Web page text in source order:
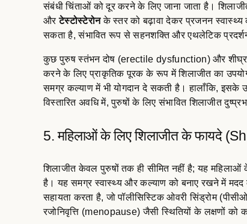
संबंधी चिंताओं को दूर करने के लिए जाना जाता है।
औरटेस्टोस्टेरोनके स्तर को बढ़ावा देकर प्रजनन स्वास्थ्य
सकता है, संभावित रूप से सहनशक्ति और एथलेटिक
कुछ पुरुष स्तंभन दोष (erectile dysfunction) और
करने के लिए प्राकृतिक पूरक के रूप में शिलाजीत का
समग्र कल्याण में भी योगदान दे सकती है। हालाँकि, इसके
विस्तारित अवधि में, पुरुषों के लिए संभावित शिलाजीत
5. महिलाओं के लिए शिलाजीत के फायदे
शिलाजीत केवल पुरुषों तक ही सीमित नहीं है; यह महिलाओं
है। यह समग्र स्वास्थ्य और कल्याण को बनाए रखने में मदद
सहायता करता है, जो पॉलीसिस्टिक ओवरी सिंड्रोम
रजोनिवृत्ति (menopause) जैसी स्थितियों के लक्षणों